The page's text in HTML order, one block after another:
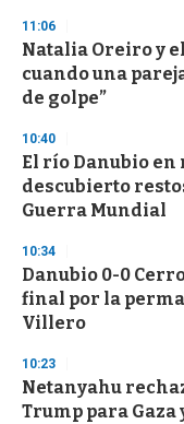
s
e
c
o
n
11:06
Natalia Oreiro y
cuando una
de golpe”
10:40
El río Danubio
descubierto
Guerra Mundial
10:34
Danubio 0-0
final por la
Villero
10:23
Netanyahu
Trump para